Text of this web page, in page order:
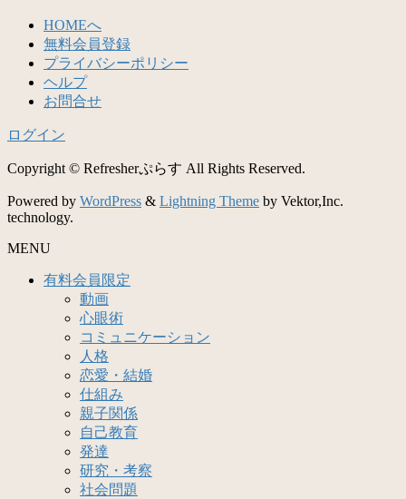
HOMEへ
無料会員登録
プライバシーポリシー
ヘルプ
お問合せ
ログイン
Copyright © Refresherぷらす All Rights Reserved.
Powered by WordPress & Lightning Theme by Vektor,Inc.
technology.
MENU
有料会員限定
動画
心眼術
コミュニケーション
人格
恋愛・結婚
仕組み
親子関係
自己教育
発達
研究・考察
社会問題